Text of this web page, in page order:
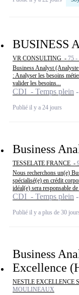
BUSINESS
VR CONSULTING - 75 -
Business Analyst
: Analyser les besoins
valider les besoins...
CDI - Temps plein
Publié il y a 24 jours
Business
TESSELATE FRANCE -
Nous recherchons un(e)
spécialisé(e) en crédit
idéal(e) sera responsable
CDI - Temps plein
Publié il y a plus de 30
Business
Excellence
NESTLE EXCELLENCE
MOULINEAUX